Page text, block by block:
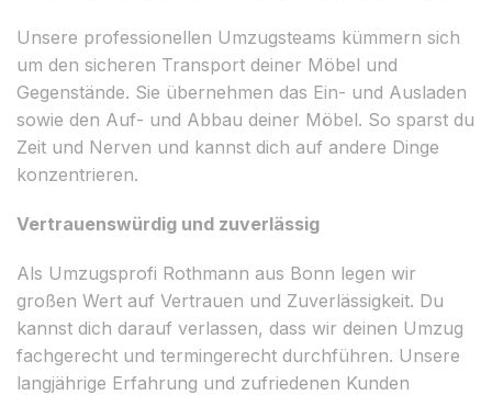
Unsere professionellen Umzugsteams kümmern sich
um den sicheren Transport deiner Möbel und
Gegenstände. Sie übernehmen das Ein- und Ausladen
sowie den Auf- und Abbau deiner Möbel. So sparst du
Zeit und Nerven und kannst dich auf andere Dinge
konzentrieren.
Vertrauenswürdig und zuverlässig
Als Umzugsprofi Rothmann aus Bonn legen wir
großen Wert auf Vertrauen und Zuverlässigkeit. Du
kannst dich darauf verlassen, dass wir deinen Umzug
fachgerecht und termingerecht durchführen. Unsere
langjährige Erfahrung und zufriedenen Kunden